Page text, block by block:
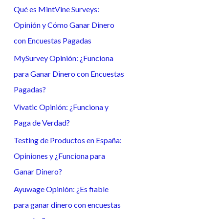
a
r
p
o
r
:
Qué es MintVine Surveys:
Opinión y Cómo Ganar Dinero
con Encuestas Pagadas
MySurvey Opinión: ¿Funciona
para Ganar Dinero con Encuestas
Pagadas?
Vivatic Opinión: ¿Funciona y
Paga de Verdad?
Testing de Productos en España:
Opiniones y ¿Funciona para
Ganar Dinero?
Ayuwage Opinión: ¿Es fiable
para ganar dinero con encuestas